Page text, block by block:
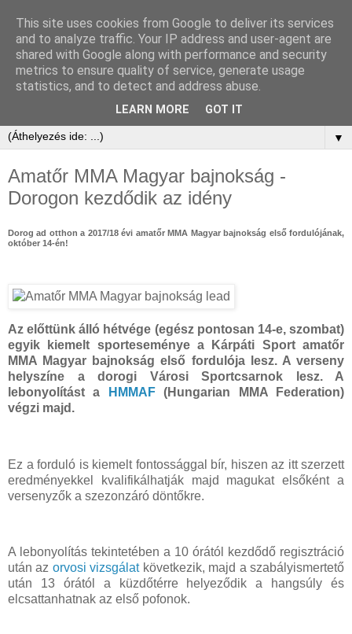
▼
Amatőr MMA Magyar bajnokság -
Dorogon kezdődik az idény
Dorog ad otthon a 2017/18 évi amatőr MMA Magyar bajnokság első fordulójának,
október 14-én!
Az előttünk álló hétvége (egész pontosan 14-e, szombat)
egyik kiemelt sporteseménye a Kárpáti Sport amatőr
MMA Magyar bajnokság első fordulója lesz. A verseny
helyszíne a dorogi Városi Sportcsarnok lesz. A
lebonyolítást a
HMMAF(Hungarian MMA Federation)
végzi majd.
Ez a forduló is kiemelt fontossággal bír, hiszen az itt szerzett
eredményekkel kvalifikálhatják majd magukat elsőként a
versenyzők a szezonzáró döntőkre.
A lebonyolítás tekintetében a 10 órától kezdődő regisztráció
után az orvosi vizsgálatkövetkezik, majd a szabályismertető
után 13 órától a küzdőtérre helyeződik a hangsúly és
elcsattanhatnak az első pofonok.
This site uses cookies from Google to deliver its services
and to analyze traffic. Your IP address and user-agent are
shared with Google along with performance and security
metrics to ensure quality of service, generate usage
statistics, and to detect and address abuse.
LEARN MORE GOT IT